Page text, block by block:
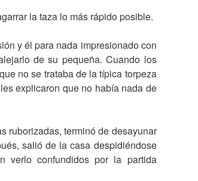
la taza lo más rápido posible.
y él para nada impresionado con
de su pequeña. Cuando los
no se trataba de la típica torpeza
explicaron que no había nada de
ruborizadas, terminó de desayunar
salió de la casa despidiéndose
verlo confundidos por la partida